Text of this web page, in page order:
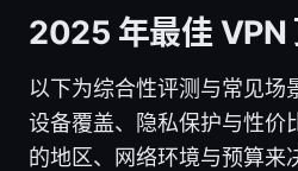
2025 年最佳 VPN
以下为综合性评测与常见场
设备覆盖、隐私保护与性价
的地区、网络环境与预算来